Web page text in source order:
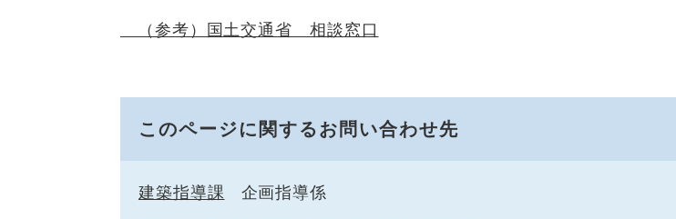
（参考）国土交通省 相談窓口
このページに関するお問い合わせ先
建築指導課 企画指導係